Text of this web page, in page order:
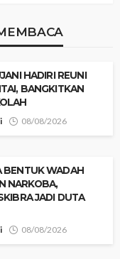
HADIRI REUNI
BANGKITKAN
08/08/2026
BENTUK WADAH
NARKOBA,
JADI DUTA
08/08/2026